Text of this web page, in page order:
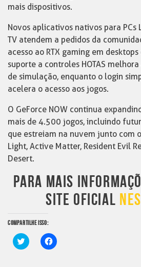
mais dispositivos.
Novos aplicativos nativos para PCs
TV atendem a pedidos da
acesso ao RTX gaming em
suporte a controles HOTAS
de simulação, enquanto o login
acelera o acesso aos jogos.
O GeForce NOW continua
mais de 4.500 jogos, incluindo
que estreiam na nuvem junto com
Light, Active Matter, Resident Evil
Desert.
PARA MAIS
SITE OFICIAL
COMPARTILHE ISSO:
Clique
para
Clique
para